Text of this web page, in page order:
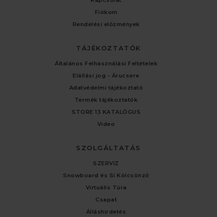
Fiókom
Rendelési előzmények
TÁJÉKOZTATÓK
Általános Felhasználási Feltételek
Elállási jog - Árucsere
Adatvédelmi tájékoztató
Termék tájékoztatók
STORE 13 KATALÓGUS
Video
SZOLGÁLTATÁS
SZERVIZ
Snowboard és Sí Kölcsönző
Virtuális Túra
Csapat
Álláshirdetés